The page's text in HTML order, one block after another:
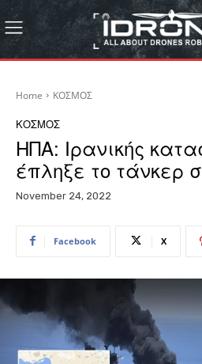
Home ΚΟΣΜΟΣ
ΚΟΣΜΟΣ
ΗΠΑ: Ιρανικής
έπληξε το τάνκερ
November 24, 2022
Facebook X